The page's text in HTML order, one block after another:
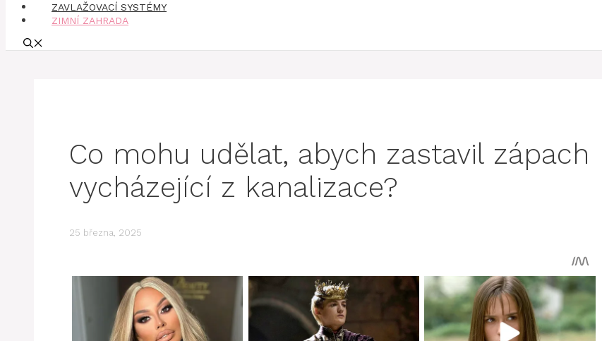
ZAVLAŽOVACÍ SYSTÉMY
ZIMNÍ ZAHRADA
Co mohu udělat, abych zastavil zápach
vycházející z kanalizace?
25 března, 2025